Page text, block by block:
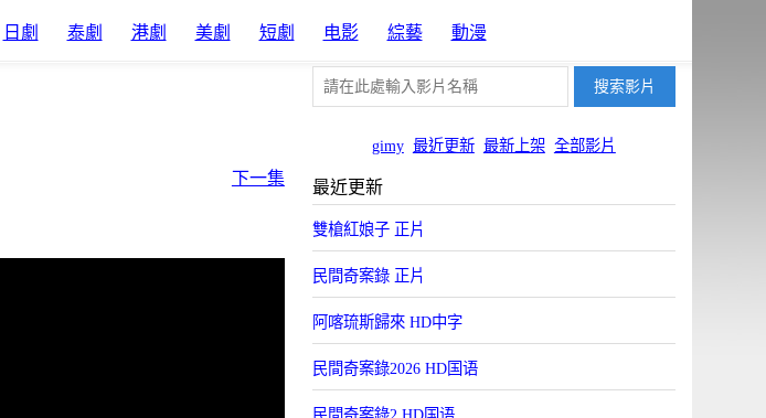
日劇 泰劇 港劇 美劇 短劇 电影 綜藝 動漫
gimy 最近更新 最新上架 全部影片
下一集 最近更新
雙槍紅娘子 正片
民間奇案錄 正片
阿喀琉斯歸來 HD中字
民間奇案錄2026 HD国语